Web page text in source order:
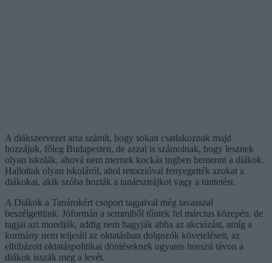
A diákszervezet arra számít, hogy sokan csatlakoznak majd
hozzájuk, főleg Budapesten, de azzal is számolnak, hogy lesznek
olyan iskolák, ahová nem mernek kockás ingben bemenni a diákok.
Hallottak olyan iskoláról, ahol retorzióval fenyegették azokat a
diákokat, akik szóba hozták a tanársztrájkot vagy a tüntetést.
A Diákok a Tanárokért csoport tagjaival még tavasszal
beszélgettünk. Jóformán a semmiből tűntek fel március közepén, de
tagjai azt mondják, addig nem hagyják abba az akciózást, amíg a
kormány nem teljesíti az oktatásban dolgozók követeléseit, az
elhibázott oktatáspolitikai döntéseknek ugyanis hosszú távon a
diákok isszák meg a levét.